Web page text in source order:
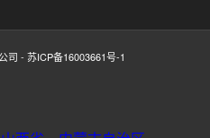
司 - 苏ICP备16003661号-1